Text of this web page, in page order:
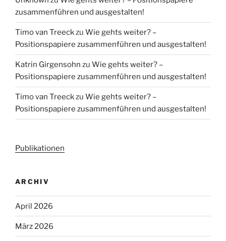
zusammenführen und ausgestalten!
Timo van Treeckzu Wie gehts weiter? –
Positionspapiere zusammenführen und ausgestalten!
Katrin Girgensohn zu Wie gehts weiter? –
Positionspapiere zusammenführen und ausgestalten!
Timo van Treeckzu Wie gehts weiter? –
Positionspapiere zusammenführen und ausgestalten!
Publikationen
ARCHIV
April 2026
März 2026